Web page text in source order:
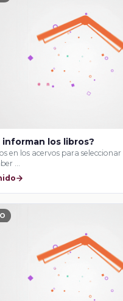
informan los libros?
en los acervos para seleccionar
…